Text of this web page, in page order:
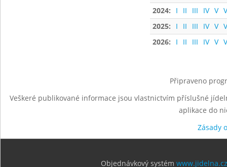
2024:
I II III IV V
2025:
I II III IV V
2026:
I II III IV V
Připraveno
Veškeré publikované informace jsou vlastnictvím příslušné
aplikace do
Zásady
Objednávkový systém www.jidelna.cz